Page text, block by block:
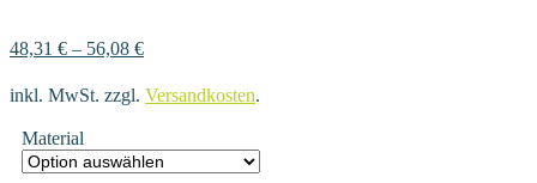
48,31 € – 56,08 €
inkl. MwSt. zzgl. Versandkosten.
Material